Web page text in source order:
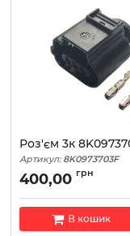
Роз'єм 3к
Артикул: 8K0973703F
400,00 грн
В кошик